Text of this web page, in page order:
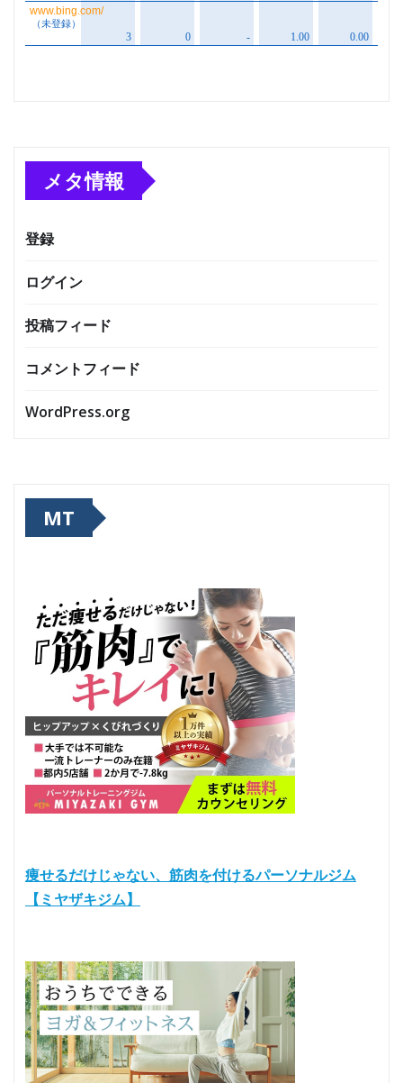
メタ情報
登録
ログイン
投稿フィード
コメントフィード
WordPress.org
MT
痩せるだけじゃない、筋肉を付けるパーソナルジム
【ミヤザキジム】